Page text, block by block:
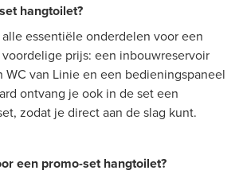
hangtoilet?
essentiële onderdelen voor een
prijs: een inbouwreservoir
WC van Linie en een bedieningspaneel
ontvang je ook in de set een
zodat je direct aan de slag kunt.
een promo-set hangtoilet?